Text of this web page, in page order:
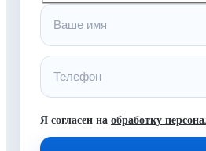
Я согласен на обработку